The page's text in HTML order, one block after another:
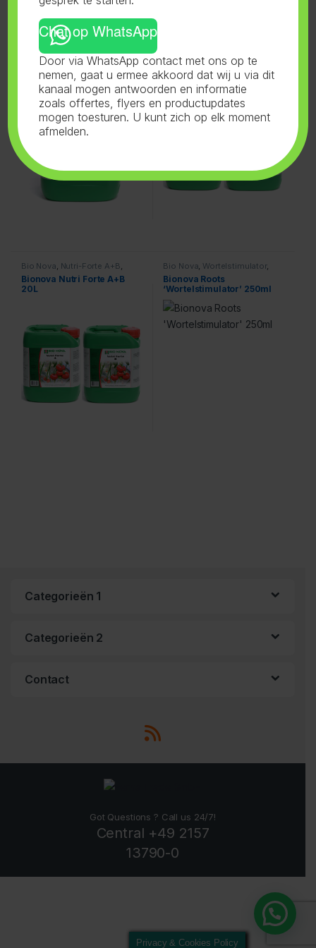
Bio Nova,PK 13-14,Voeding
Bionova PK 13-14 5L Voeding
Bionova Nutri Forte A+B 5L
Bio Nova, Nutri-Forte A+B,
Voeding
Bionova Nutri Forte A+B
20L
Bio Nova, Wortelstimulator,
Voeding
Bionova Roots
‘Wortelstimulator’ 250ml
Categorieën 1
Categorieën 2
Contact
Got Questions ? Call us 24/7!
Central +49 2157
13790-0
Privacy & Cookies Policy
Chat op WhatsApp
Door via WhatsApp contact met ons op te
nemen, gaat u ermee akkoord dat wij u via dit
kanaal mogen antwoorden en informatie
zoals offertes, flyers en productupdates
mogen toesturen. U kunt zich op elk moment
afmelden.